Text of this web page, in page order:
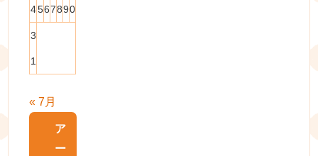
4567890
3
1
« 7月
ア
ー